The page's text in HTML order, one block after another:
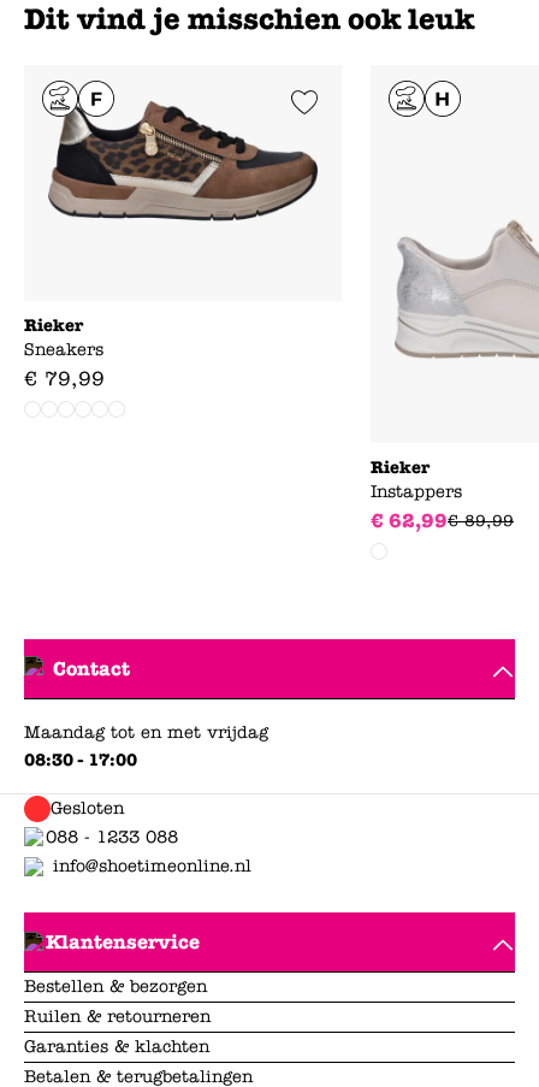
Dit vind je misschien ook leuk
Add to Wishlist
Rieker
Sneakers
€ 79,99
Rieker
Instappers
€ 62,99€ 89,99
Contact
Maandag tot en met vrijdag
08:30 - 17:00
Gesloten
088 - 1233 088
info@shoetimeonline.nl
Klantenservice
Bestellen & bezorgen
Ruilen & retourneren
Garanties & klachten
Betalen & terugbetalingen